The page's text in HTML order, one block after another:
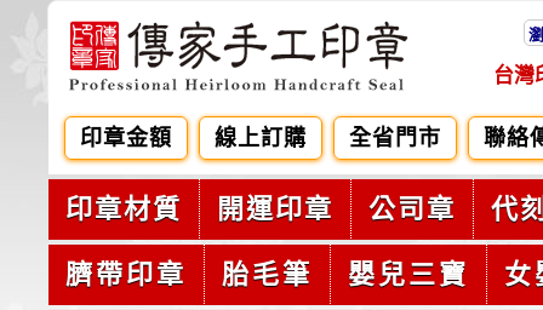
台灣
印章金額 線上訂購 全省門市 聯絡
印章材質 開運印章 公司章 代
臍帶印章 胎毛筆 嬰兒三寶 女